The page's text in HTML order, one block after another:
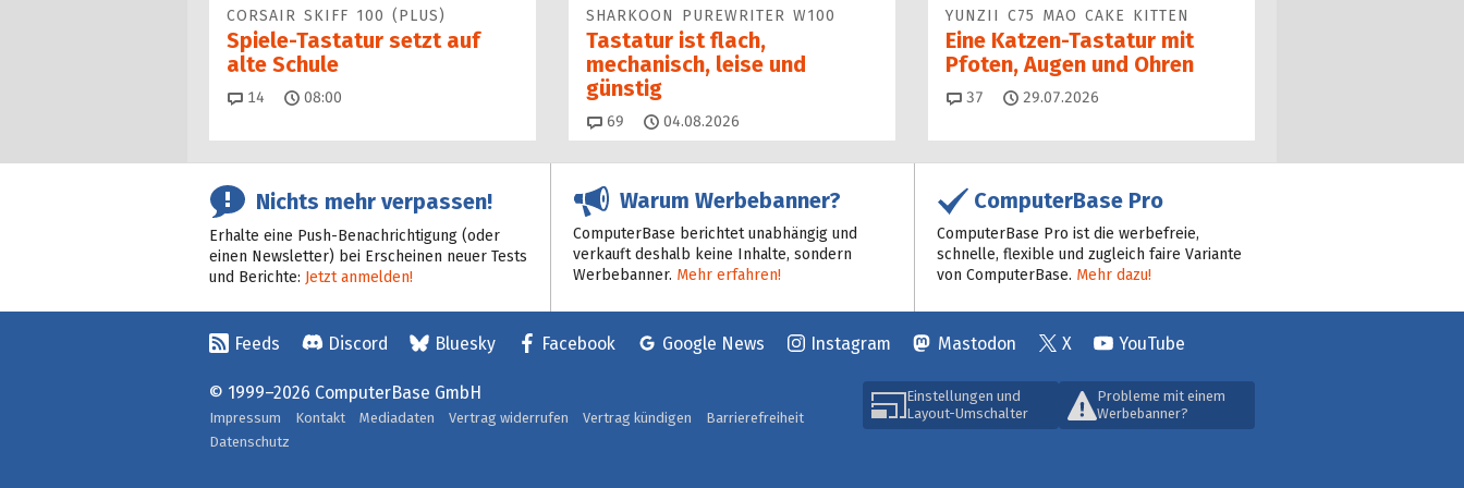
CORSAIR SKIFF 100 (PLUS)
Spiele-Tastatur setzt auf
alte Schule
14 Kommentare
08:00
SHARKOON PUREWRITER W100
Tastatur ist flach,
mechanisch, leise und
günstig
69 Kommentare
04.08.2026
YUNZII C75 MAO CAKE KITTEN
Eine Katzen-Tastatur mit
Pfoten, Augen und Ohren
37 Kommentare
29.07.2026
Nichts mehr verpassen!
Erhalte eine Push-Benachrichtigung (oder
einen Newsletter) bei Erscheinen neuer Tests
und Berichte: Jetzt anmelden!
Warum Werbebanner?
ComputerBase berichtet unabhängig und
verkauft deshalb keine Inhalte, sondern
Werbebanner. Mehr erfahren!
ComputerBase Pro
ComputerBase Pro ist die werbefreie,
schnelle, flexible und zugleich faire Variante
von ComputerBase. Mehr dazu!
Feeds Discord Bluesky Facebook Google News Instagram Mastodon X YouTube
Einstellungen und
Layout-Umschalter
Probleme mit einem
Werbebanner?
© 1999–2026 ComputerBase GmbH
Impressum Kontakt Mediadaten Vertrag widerrufen Vertrag kündigen
Barrierefreiheit
Datenschutz